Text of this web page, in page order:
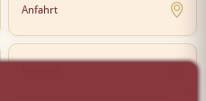
Anfahrt